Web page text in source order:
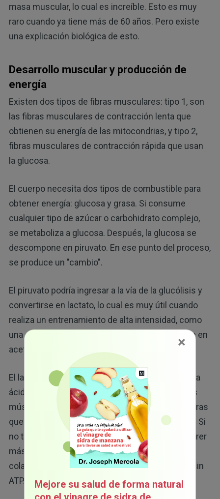
masa muscular, lo cual es increíble. Esto es muy
raro cuando ya tiene más de 60 años. Pero existe
una explicación biológica de esto.
Desarrollo muscular y producción de
energía
Existen dos tipos de fibras musculares: tipo 1, son
las fibras musculares de contracción lenta que
obtienen su energía de las mitocondrias, y tipo 2,
fibras musculares de contracción rápida que usan
la glucosa.
El cuerpo necesita dos tipos de combustible para
obtener energía: glucosa y grasa. Si consume
cualquier tipo de azúcar o carbohidrato complejo,
se metaboliza a glucosa. Después, la glucosa se
descompone en piruvato. En ese punto del proceso,
se produce un "cambio".
El piruvato podría ingresar a la vía de la glucólisis y
convertirse en lactato, lo cual es muy útil cuando
realiza un entrenamiento de alta intensidad, como
una carrera de velocidad, o podría metabolizarse en
acetil-CoA a través de la respiración aeróbica.
El lactato, que suele llamarse de forma incorrecta
ácido láctico, provoca que el ejercicio queme los
músculos. El lactato brinda energía rápida, mientras
que el acetil-CoA genera estamina o resistencia. Si
no tuviéramos la vía del acetil-CoA, no podría correr
más de 100 metros (109 yardas). Tan solo
colapsaría y se desmayaría, ya que se quedaría sin
ATP.
×
Mejore su salud de forma natural